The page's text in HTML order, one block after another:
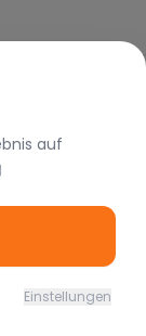
auf
Einstellungen